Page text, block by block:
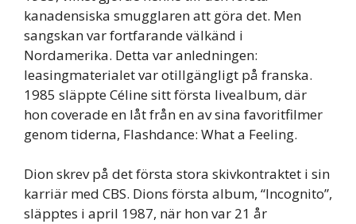
kanadensiska smugglaren att göra det. Men
sangskan var fortfarande välkänd i
Nordamerika. Detta var anledningen:
leasingmaterialet var otillgängligt på franska.
1985 släppte Céline sitt första livealbum, där
hon coverade en låt från en av sina favoritfilmer
genom tiderna, Flashdance: What a Feeling.
Dion skrev på det första stora skivkontraktet i sin
karriär med CBS. Dions första album, “Incognito”,
släpptes i april 1987, när hon var 21 år